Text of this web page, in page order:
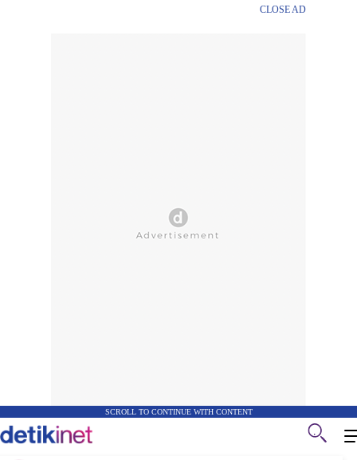
CLOSE AD
SCROLL TO CONTINUE WITH CONTENT